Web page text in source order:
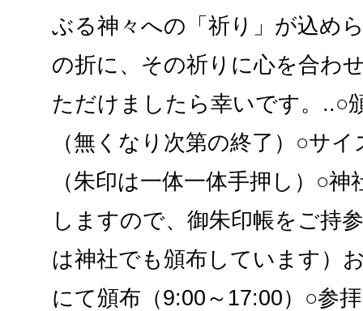
ぶる神々への「祈り」が込め
の折に、その祈りに心を合わ
ただけましたら幸いです。..○
（無くなり次第の終了）○サ
（朱印は一体一体手押し）○
しますので、御朱印帳をご持
は神社でも頒布しています）
にて頒布（9:00～17:00）○参